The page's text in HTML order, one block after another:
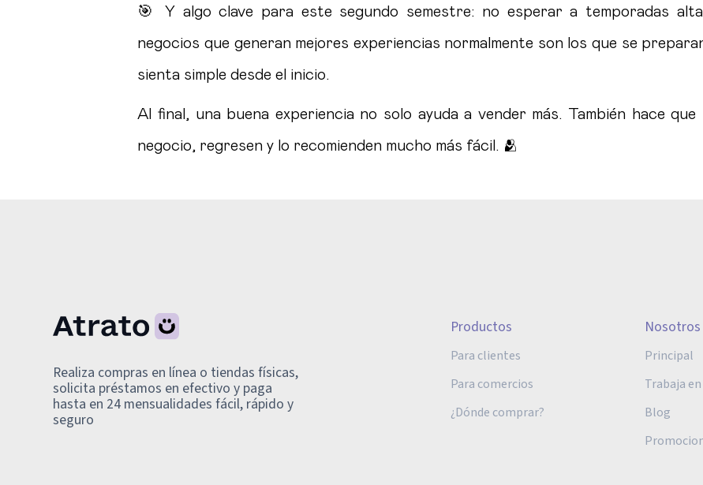
🎯 Y algo clave para este segundo semestre: no esperar a temporadas
negocios que generan mejores experiencias normalmente son los que se
sienta simple desde el inicio.
Al final, una buena experiencia no solo ayuda a vender más. También hace
negocio, regresen y lo recomienden mucho más fácil. 🫂
Realiza compras en línea o tiendas físicas,
solicita préstamos en efectivo y paga
hasta en 24 mensualidades fácil, rápido y
seguro
Productos
Para clientes
Para comercios
¿Dónde comprar?
Nosotros
Principal
Trabaja
Blog